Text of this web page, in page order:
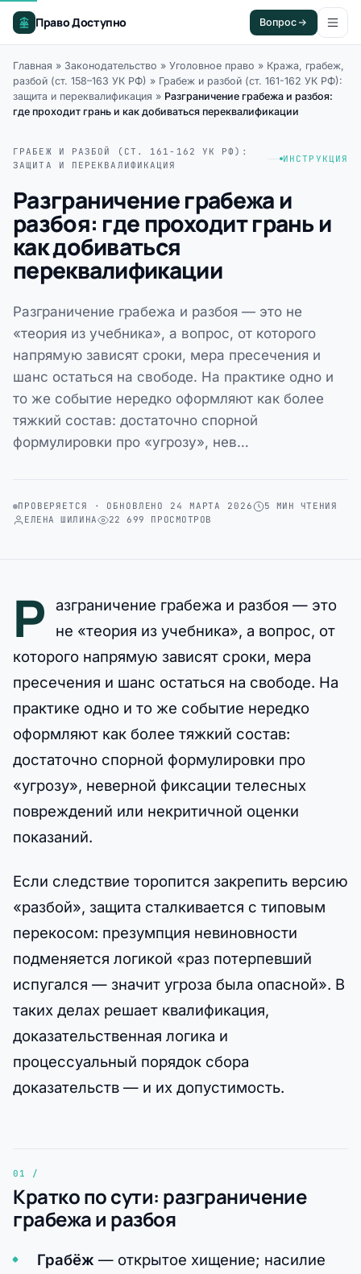
Право Доступно Вопрос
Главная » Законодательство » Уголовное право » Кража, грабеж,
разбой (ст. 158–163 УК РФ) » Грабеж и разбой (ст. 161-162 УК РФ):
защита и переквалификация » Разграничение грабежа и разбоя:
где проходит грань и как добиваться переквалификации
ГРАБЕЖ И РАЗБОЙ (СТ. 161-162 УК РФ):
ЗАЩИТА И ПЕРЕКВАЛИФИКАЦИЯ
ИНСТРУКЦИЯ
Разграничение грабежа и
разбоя: где проходит грань и
как добиваться
переквалификации
Разграничение грабежа и разбоя — это не
«теория из учебника», а вопрос, от которого
напрямую зависят сроки, мера пресечения и
шанс остаться на свободе. На практике одно и
то же событие нередко оформляют как более
тяжкий состав: достаточно спорной
формулировки про «угрозу», нев…
ПРОВЕРЯЕТСЯ · ОБНОВЛЕНО 24 МАРТА 2026
5 МИН ЧТЕНИЯ
ЕЛЕНА ШИЛИНА
22 699 ПРОСМОТРОВ
Р
азграничение грабежа и разбоя — это
не «теория из учебника», а вопрос, от
которого напрямую зависят сроки, мера
пресечения и шанс остаться на свободе. На
практике одно и то же событие нередко
оформляют как более тяжкий состав:
достаточно спорной формулировки про
«угрозу», неверной фиксации телесных
повреждений или некритичной оценки
показаний.
Если следствие торопится закрепить версию
«разбой», защита сталкивается с типовым
перекосом: презумпция невиновности
подменяется логикой «раз потерпевший
испугался — значит угроза была опасной». В
таких делах решает квалификация,
доказательственная логика и
процессуальный порядок сбора
доказательств — и их допустимость.
Кратко по сути: разграничение
грабежа и разбоя
Грабёж — открытое хищение; насилие